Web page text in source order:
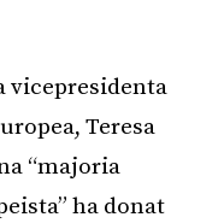
vicepresidenta
Teresa
“majoria
ha donat